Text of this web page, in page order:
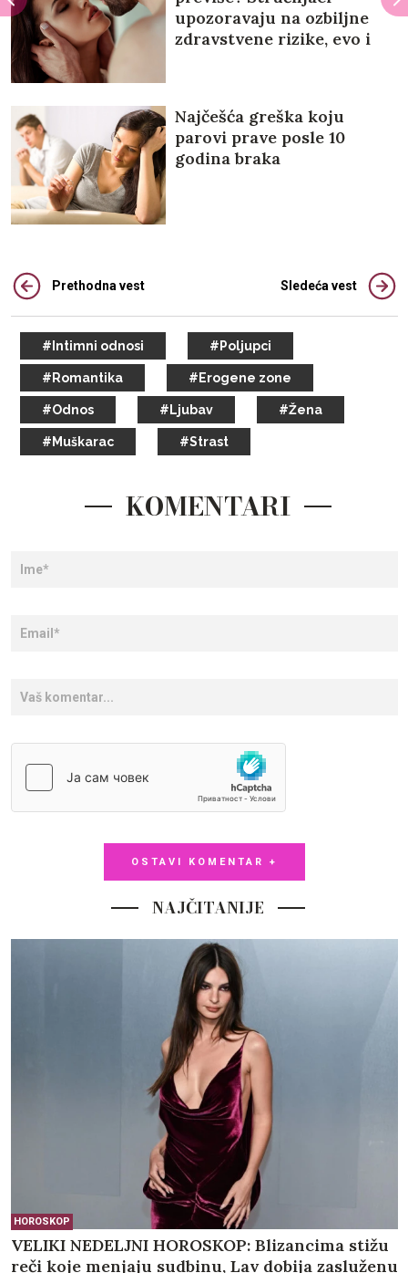
upozoravaju na ozbiljne
zdravstvene rizike, evo i
Najčešća greška koju
parovi prave posle 10
godina braka
Prethodna vest Sledeća vest
#Intimni odnosi #Poljupci
#Romantika #Erogene zone
#Odnos #Ljubav #Žena
#Muškarac #Strast
KOMENTARI
OSTAVI KOMENTAR +
NAJČITANIJE
HOROSKOP
VELIKI NEDELJNI HOROSKOP: Blizancima stižu
reči koje menjaju sudbinu, Lav dobija zasluženu